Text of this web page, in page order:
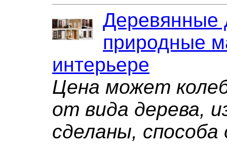
Деревянные
природные
интерьере
Цена может
от вида дерева,
сделаны,